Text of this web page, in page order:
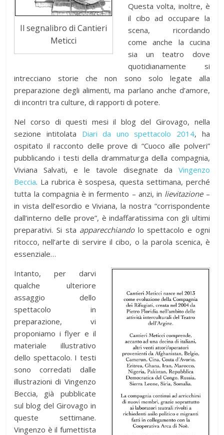
Il segnalibro di Cantieri
Meticci
Questa volta, inoltre, è
il cibo ad occupare la
scena, ricordando
come anche la cucina
sia un teatro dove
quotidianamente si
intrecciano storie che non sono solo legate alla
preparazione degli alimenti, ma parlano anche d’amore,
di incontri tra culture, di rapporti di potere.
Nel corso di questi mesiil blog del Girovago, nella
sezione intitolata Diari da uno spettacolo 2014, ha
ospitato il racconto delle prove di “Cuoco alle polveri”
pubblicando itesti della drammaturga della compagnia,
Viviana Salvati, e le tavole disegnate da Vingenzo
Beccia. La rubrica è sospesa, questa settimana, perché
tutta la compagnia è in fermento – anzi, in lievitazione–
in vista dell’esordio e Viviana, la nostra “corrispondente
dall’interno delle prove”, è indaffaratissima con gli ultimi
preparativi. Si sta apparecchiandolo spettacolo e ogni
ritocco, nell’arte di servire il cibo, o la parola scenica, è
essenziale…
Intanto, per darvi
qualche ulteriore
assaggio dello
spettacolo in
preparazione, vi
proponiamo i flyer e il
materiale illustrativo
dello spettacolo. I testi
sono corredati dalle
illustrazioni di Vingenzo
Beccia, già pubblicate
sul blog del Girovago in
queste settimane.
Vingenzo è il fumettista